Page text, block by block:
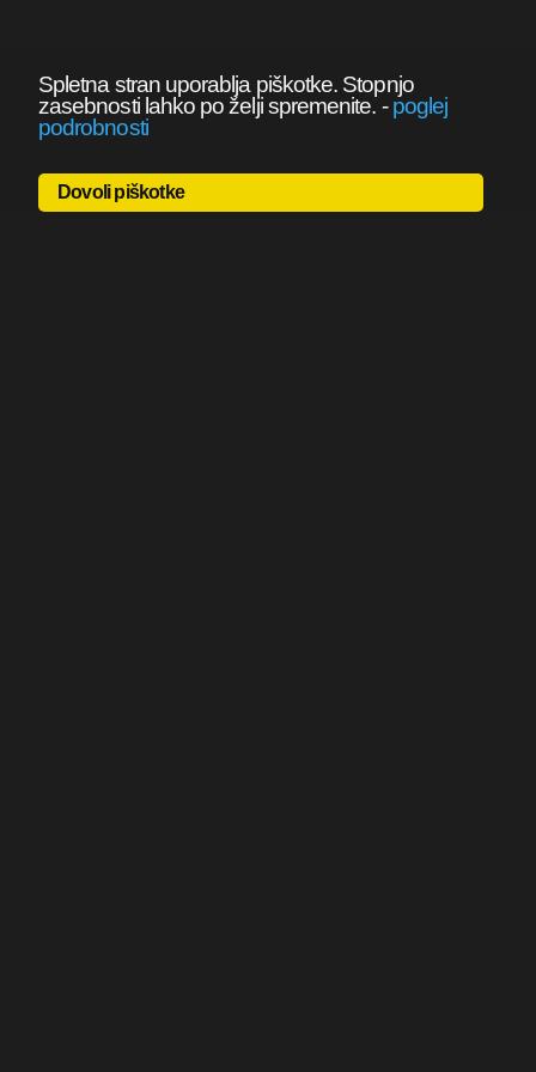
Spletna stran uporablja piškotke. Stopnjo
zasebnosti lahko po želji spremenite. -poglej
podrobnosti
Dovoli piškotke